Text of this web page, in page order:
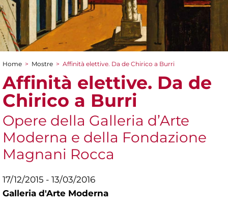
Tu sei qui
Home > Mostre > Affinità elettive. Da de Chirico a Burri
Affinità elettive. Da de
Chirico a Burri
Opere della Galleria d’Arte
Moderna e della Fondazione
Magnani Rocca
17/12/2015 - 13/03/2016
Galleria d'Arte Moderna